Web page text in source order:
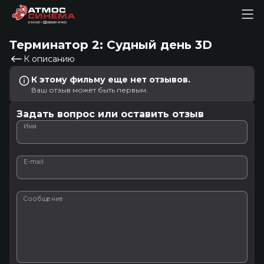
Терминатор 2: Судный день 3D
К описанию
К этому фильму еще нет отзывов.
Ваш отзыв может быть первым.
Задать вопрос или оставить отзыв
Имя
E-mail
Сообщение